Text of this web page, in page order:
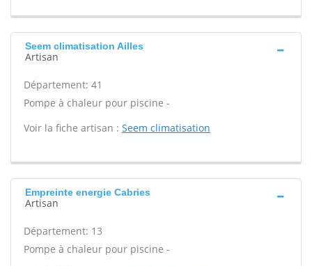
Seem climatisation Ailles
Artisan
Département: 41
Pompe à chaleur pour piscine -
Voir la fiche artisan : Seem climatisation
Empreinte energie Cabries
Artisan
Département: 13
Pompe à chaleur pour piscine -